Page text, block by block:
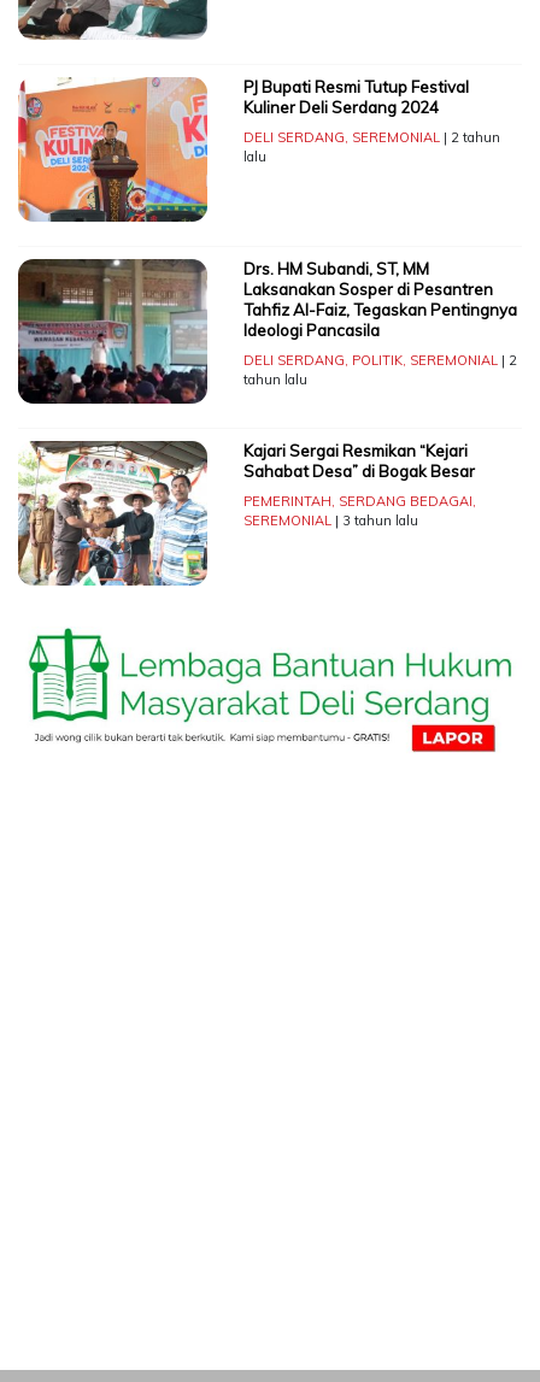
PJ Bupati Resmi Tutup Festival
Kuliner Deli Serdang 2024
DELI SERDANG, SEREMONIAL| 2 tahun
lalu
Drs. HM Subandi, ST, MM
Laksanakan Sosper di Pesantren
Tahfiz Al-Faiz, Tegaskan Pentingnya
Ideologi Pancasila
DELI SERDANG, POLITIK, SEREMONIAL| 2
tahun lalu
Kajari Sergai Resmikan “Kejari
Sahabat Desa” di Bogak Besar
PEMERINTAH, SERDANG BEDAGAI,
SEREMONIAL| 3 tahun lalu